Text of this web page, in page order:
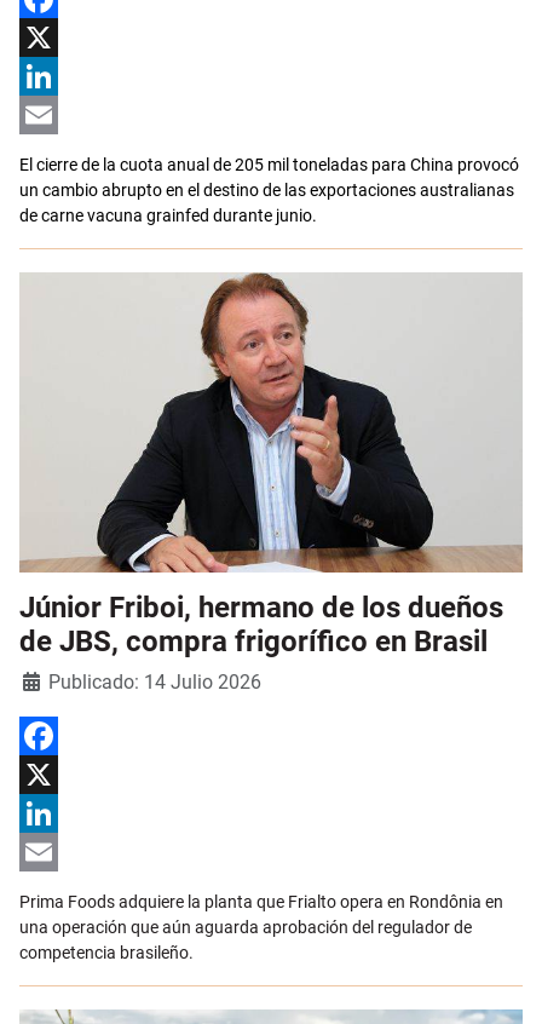
Facebook
X
LinkedIn
Email
El cierre de la cuota anual de 205 mil toneladas para China provocó
un cambio abrupto en el destino de las exportaciones australianas
de carne vacuna grainfed durante junio.
Júnior Friboi, hermano de los dueños
de JBS, compra frigorífico en Brasil
Detalles
Publicado: 14 Julio 2026
Facebook
X
LinkedIn
Email
Prima Foods adquiere la planta que Frialto opera en Rondônia en
una operación que aún aguarda aprobación del regulador de
competencia brasileño.